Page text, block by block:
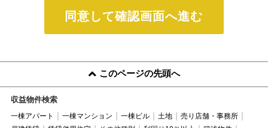
同意して確認画面へ進む
このページの先頭へ
収益物件検索
一棟アパート 一棟マンション 一棟ビル 土地
売り店舗・事務所